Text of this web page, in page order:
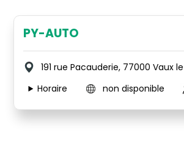
PY-AUTO
191 rue Pacauderie, 77000 Vaux
Horaire
non disponible